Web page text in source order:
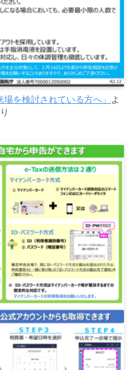
を検討されている方へ」
よ
り